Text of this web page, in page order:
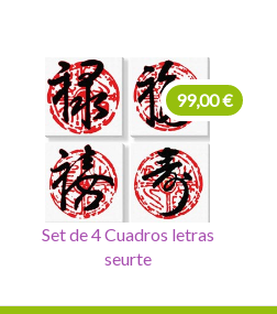
Set de 4 Cuadros letras
chinas
99,00 €